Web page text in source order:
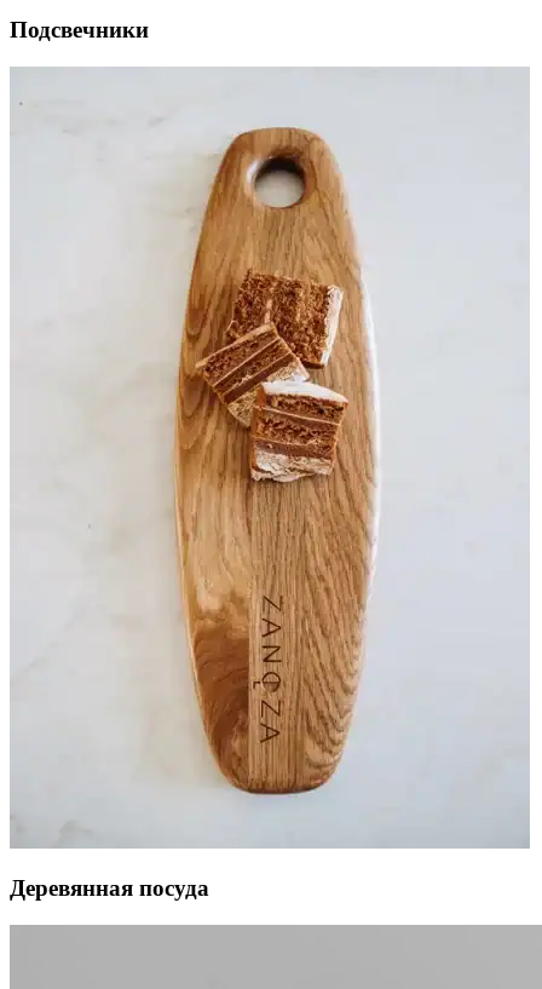
Подсвечники
Деревянная посуда